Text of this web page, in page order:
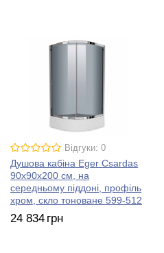
Відгуки: 0
Душова кабіна Eger Csardas
90х90х200 см, на
середньому піддоні, профіль
хром, скло тоноване 599-512
24 834 грн